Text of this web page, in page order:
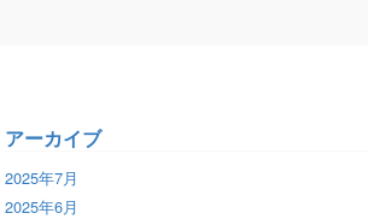
アーカイブ
2025年7月
2025年6月